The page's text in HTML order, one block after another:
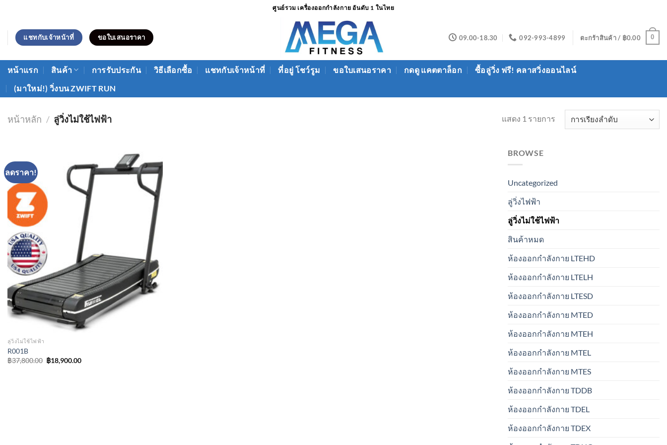
ยัง
เนื้อหา
ศูนย์รวม เครื่องออกกำลังกาย อันดับ 1 ในไทย
แชทกับเจ้าหน้าที่ ขอใบเสนอราคา 09.00-18.30 092-993-4899 ตะกร้าสินค้า / ฿0.00 0
หน้าแรก สินค้า การรับประกัน วิธีเลือกซื้อ แชทกับเจ้าหน้าที่ ที่อยู่ โชว์รูม ขอใบเสนอราคา กดดู แคตตาล็อก
ซื้อลู่วิ่ง ฟรี! คลาสวิ่งออนไลน์
(มาใหม่!) วิ่งบน ZWIFT RUN
หน้าหลัก / ลู่วิ่งไม่ใช้ไฟฟ้า แสดง 1 รายการ
ลดราคา!
Add to
Wishlist
ลู่วิ่งไม่ใช้ไฟฟ้า
R001B
฿37,800.00 Original
price
฿18,900.00Current
BROWSE
Uncategorized
ลู่วิ่งไฟฟ้า
ลู่วิ่งไม่ใช้ไฟฟ้า
สินค้าหมด
ห้องออกกำลังกาย LTEHD
ห้องออกกำลังกาย LTELH
ห้องออกกำลังกาย LTESD
ห้องออกกำลังกาย MTED
ห้องออกกำลังกาย MTEH
ห้องออกกำลังกาย MTEL
ห้องออกกำลังกาย MTES
ห้องออกกำลังกาย TDDB
ห้องออกกำลังกาย TDEL
ห้องออกกำลังกาย TDEX